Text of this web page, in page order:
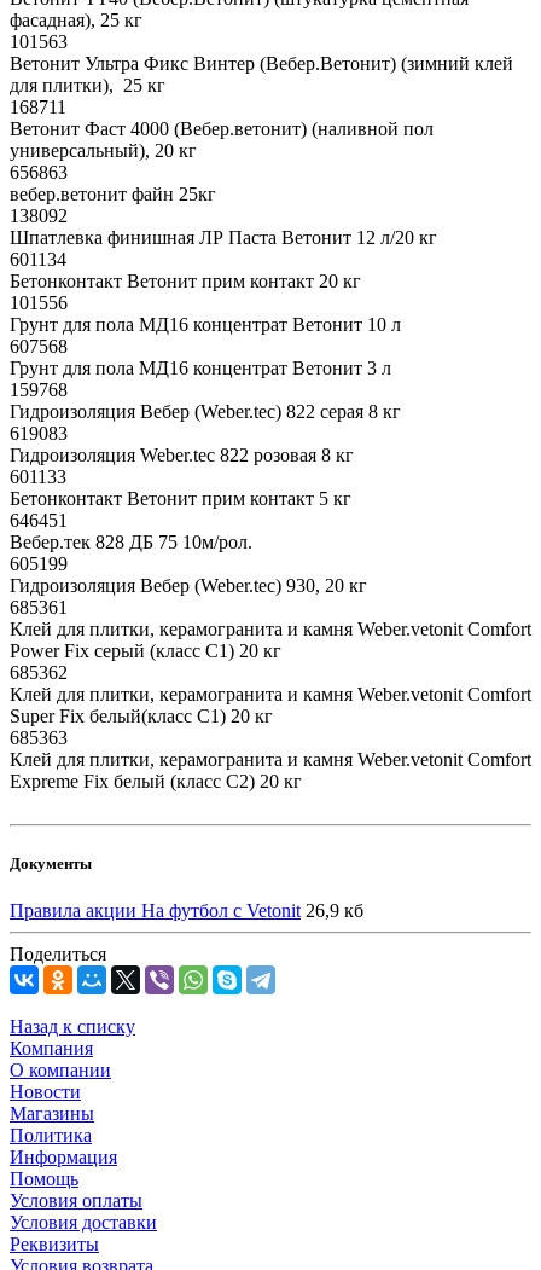
фасадная), 25 кг
101563
Ветонит Ультра Фикс Винтер (Вебер.Ветонит) (зимний клей
для плитки), 25 кг
168711
Ветонит Фаст 4000 (Вебер.ветонит) (наливной пол
универсальный), 20 кг
656863
вебер.ветонит файн 25кг
138092
Шпатлевка финишная ЛР Паста Ветонит 12 л/20 кг
601134
Бетонконтакт Ветонит прим контакт 20 кг
101556
Грунт для пола МД16 концентрат Ветонит 10 л
607568
Грунт для пола МД16 концентрат Ветонит 3 л
159768
Гидроизоляция Вебер (Weber.tec) 822 серая 8 кг
619083
Гидроизоляция Weber.tec 822 розовая 8 кг
601133
Бетонконтакт Ветонит прим контакт 5 кг
646451
Вебер.тек 828 ДБ 75 10м/рол.
605199
Гидроизоляция Вебер (Weber.tec) 930, 20 кг
685361
Клей для плитки, керамогранита и камня Weber.vetonit Comfort
Power Fix серый (класс С1) 20 кг
685362
Клей для плитки, керамогранита и камня Weber.vetonit Comfort
Super Fix белый(класс С1) 20 кг
685363
Клей для плитки, керамогранита и камня Weber.vetonit Comfort
Expreme Fix белый (класс С2) 20 кг
Документы
Правила акции На футбол с Vetonit 26,9 кб
Поделиться
Назад к списку
Компания
О компании
Новости
Магазины
Политика
Информация
Помощь
Условия оплаты
Условия доставки
Реквизиты
Условия возврата